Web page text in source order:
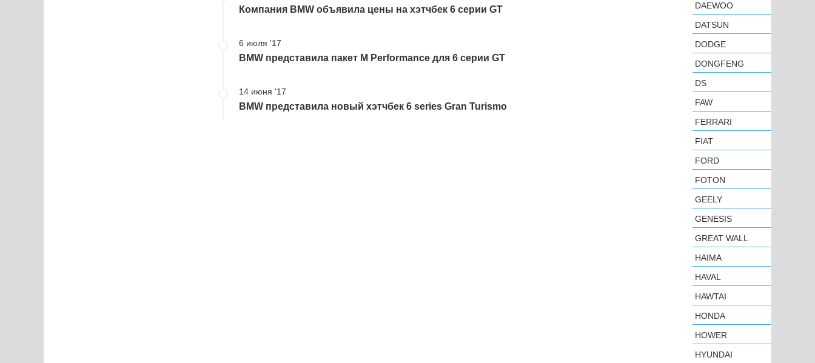
Компания BMW объявила цены на хэтчбек 6 серии GT
6 июля '17
BMW представила пакет M Performance для 6 серии GT
14 июня '17
BMW представила новый хэтчбек 6 series Gran Turismo
DAEWOO
DATSUN
DODGE
DONGFENG
DS
FAW
FERRARI
FIAT
FORD
FOTON
GEELY
GENESIS
GREAT WALL
HAIMA
HAVAL
HAWTAI
HONDA
HOWER
HYUNDAI